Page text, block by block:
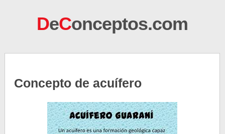
DeConceptos.com
Concepto de acuífero